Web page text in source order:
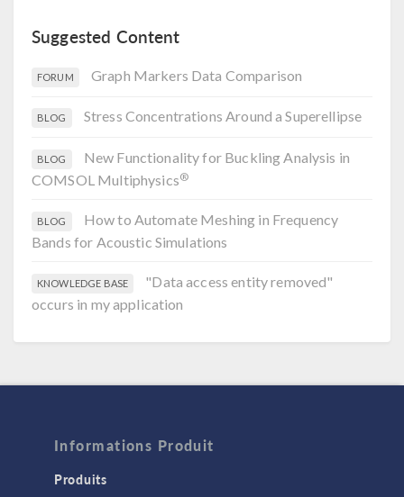
Suggested Content
FORUM Graph Markers Data Comparison
BLOG Stress Concentrations Around a Superellipse
BLOG
New Functionality for Buckling Analysis in
COMSOL Multiphysics®
BLOG
How to Automate Meshing in Frequency
Bands for Acoustic Simulations
KNOWLEDGE BASE
"Data access entity removed"
occurs in my application
Informations Produit
Produits